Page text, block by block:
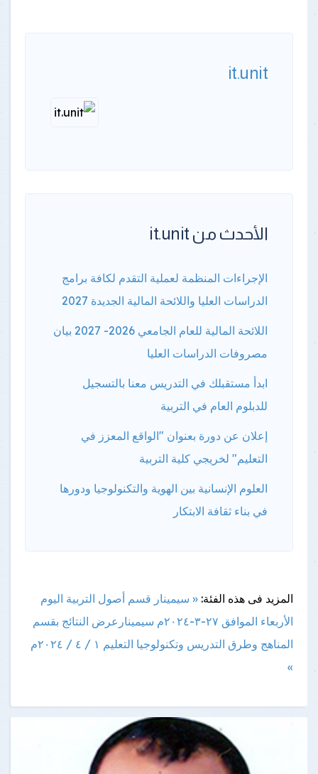
it.unit
الأحدث من it.unit
الإجراءات المنظمة لعملية التقدم لكافة برامج
الدراسات العليا واللائحة المالية الجديدة 2027
اللائحة المالية للعام الجامعي 2026- 2027 بيان
مصروفات الدراسات العليا
ابدأ مستقبلك في التدريس معنا بالتسجيل
للدبلوم العام في التربية
إعلان عن دورة بعنوان "الواقع المعزز في
التعليم" لخريجي كلية التربية
العلوم الإنسانية بين الهوية والتكنولوجيا ودورها
في بناء ثقافة الابتكار
المزيد فى هذه الفئة: « سيمينار قسم أصول التربية اليوم
الأربعاء الموافق ٢٧-٣-٢٠٢٤م
سيمينارعرض النتائج بقسم
المناهج وطرق التدريس وتكنولوجيا التعليم ١ / ٤ / ٢٠٢٤م
»